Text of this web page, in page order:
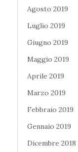
Agosto 2019
Luglio 2019
Giugno 2019
Maggio 2019
Aprile 2019
Marzo 2019
Febbraio 2019
Gennaio 2019
Dicembre 2018